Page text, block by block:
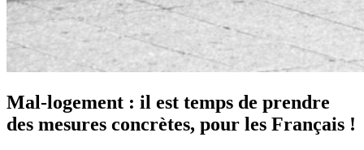
Mal-logement : il est temps de prendre
des mesures concrètes, pour les Français !